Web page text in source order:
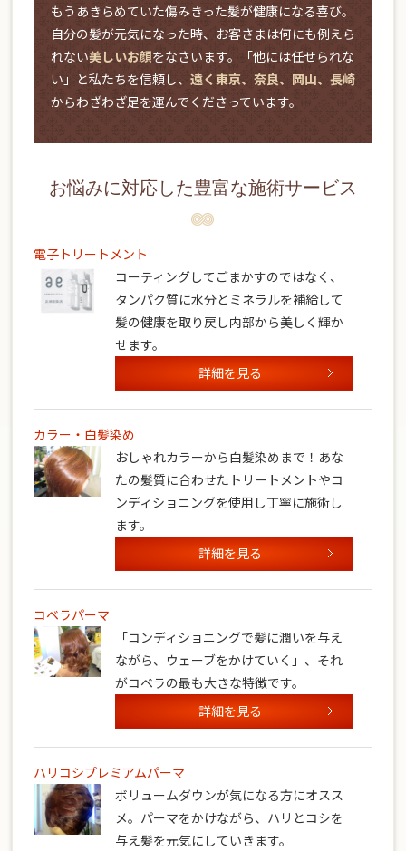
もうあきらめていた傷みきった髪が健康になる喜び。
自分の髪が元気になった時、お客さまは何にも例えら
れない美しいお顔をなさいます。「他には任せられな
い」と私たちを信頼し、 遠く東京、奈良、岡山、長崎
からわざわざ足を運んでくださっています。
お悩みに対応した豊富な施術サービス
電子トリートメント
コーティングしてごまかすのではなく、
タンパク質に水分とミネラルを補給して
髪の健康を取り戻し内部から美しく輝か
せます。
詳細を見る
カラー・白髪染め
おしゃれカラーから白髪染めまで！あな
たの髪質に合わせたトリートメントやコ
ンディショニングを使用し丁寧に施術し
ます。
詳細を見る
コベラパーマ
「コンディショニングで髪に潤いを与え
ながら、ウェーブをかけていく」、それ
がコベラの最も大きな特徴です。
詳細を見る
ハリコシプレミアムパーマ
ボリュームダウンが気になる方にオスス
メ。パーマをかけながら、ハリとコシを
与え髪を元気にしていきます。